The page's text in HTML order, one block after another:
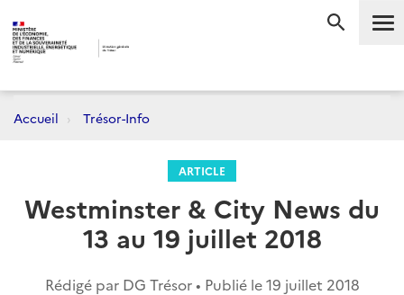
Accueil Trésor-Info
ARTICLE
Westminster & City News du
13 au 19 juillet 2018
Rédigé par DG Trésor • Publié le19 juillet 2018